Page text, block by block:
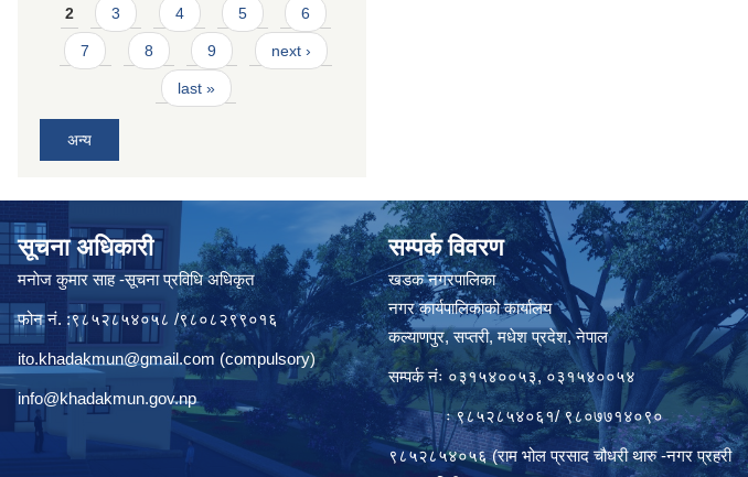
2 3 4 5 6
7 8 9 next ›
last »
अन्य
सूचना अधिकारी
मनाेज कुमार साह -सूचना प्रविधि अधिकृत
फोन नं. :९८५२८५४०५८ /९८०८२९९०१६
ito.khadakmun@gmail.com (compulsory)
info@khadakmun.gov.np
सम्पर्क विवरण
खडक नगरपालिका
नगर कार्यपालिकाको कार्यालय
कल्याणपुर, सप्तरी, मधेश प्रदेश, नेपाल
सम्पर्क नंः ०३१५४००५३, ०३१५४००५४
ः ९८५२८५४०६१/ ९८०७७१४०९०
९८५२८५४०५६ (राम भोल प्रसाद चौधरी थारु -नगर प्रहरी